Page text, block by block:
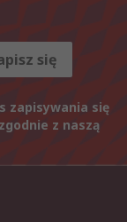
się
zapisywania się
z naszą